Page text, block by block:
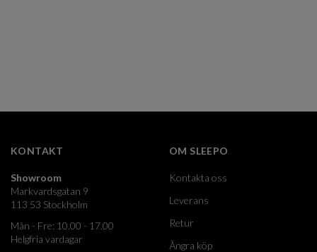
KONTAKT
Showroom
Markvardsgatan 9
113 53 Stockholm
Mån - Fre: 10.00 - 17.00
Helgfria vardagar
OM SLEEPO
Kontakta oss
Leverans
Retur
Ångra köp